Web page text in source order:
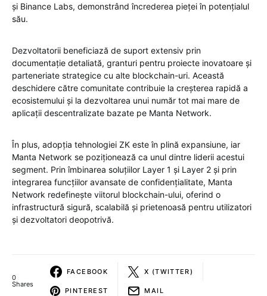
și Binance Labs, demonstrând încrederea pieței în potențialul
său.
Dezvoltatorii beneficiază de suport extensiv prin
documentație detaliată, granturi pentru proiecte inovatoare și
parteneriate strategice cu alte blockchain-uri. Această
deschidere către comunitate contribuie la creșterea rapidă a
ecosistemului și la dezvoltarea unui număr tot mai mare de
aplicații descentralizate bazate pe Manta Network.
În plus, adopția tehnologiei ZK este în plină expansiune, iar
Manta Network se poziționează ca unul dintre liderii acestui
segment. Prin îmbinarea soluțiilor Layer 1 și Layer 2 și prin
integrarea funcțiilor avansate de confidențialitate, Manta
Network redefinește viitorul blockchain-ului, oferind o
infrastructură sigură, scalabilă și prietenoasă pentru utilizatori
și dezvoltatori deopotrivă.
0
Shares
FACEBOOK X (TWITTER)
PINTEREST MAIL